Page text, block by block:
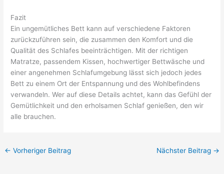
Fazit
Ein ungemütliches Bett kann auf verschiedene Faktoren
zurückzuführen sein, die zusammen den Komfort und die
Qualität des Schlafes beeinträchtigen. Mit der richtigen
Matratze, passendem Kissen, hochwertiger Bettwäsche und
einer angenehmen Schlafumgebung lässt sich jedoch jedes
Bett zu einem Ort der Entspannung und des Wohlbefindens
verwandeln. Wer auf diese Details achtet, kann das Gefühl der
Gemütlichkeit und den erholsamen Schlaf genießen, den wir
alle brauchen.
← Vorheriger Beitrag Nächster Beitrag →